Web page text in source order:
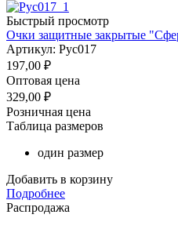
Быстрый просмотр
Очки защитные закрытые
Артикул: Рус017
197,00 ₽
Оптовая цена
329,00 ₽
Розничная цена
Таблица размеров
один размер
Добавить в корзину
Подробнее
Распродажа